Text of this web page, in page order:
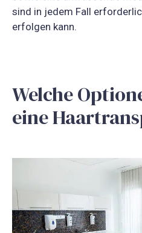
sind in jedem Fall
erfolgen kann.
Welche
eine